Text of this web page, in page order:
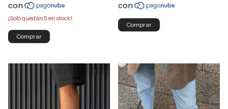
¡Solo quedan 5 en stock!
Comprar
Comprar
1 3 1/7